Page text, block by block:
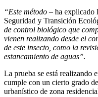
“Este método – ha explicado
Seguridad y Transición
de control biológico que
vienen realizando desde el
de este insecto, como la
estancamiento de aguas”.
La prueba se está realizando
cumple con un cierto grado
urbanístico de zona